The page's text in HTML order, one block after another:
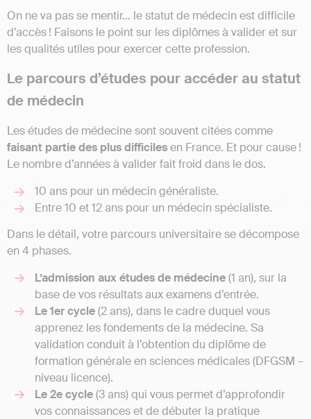
On ne va pas se mentir… le statut de médecin est difficile
d’accès ! Faisons le point sur les diplômes à valider et sur
les qualités utiles pour exercer cette profession.
Le parcours d’études pour accéder au statut
de médecin
Les études de médecine sont souvent citées comme
faisant partie des plus difficilesen France. Et pour cause !
Le nombre d’années à valider fait froid dans le dos.
10 ans pour un médecin généraliste.
Entre 10 et 12 ans pour un médecin spécialiste.
Dans le détail, votre parcours universitaire se décompose
en 4 phases.
L’admission aux études de médecine(1 an), sur la
base de vos résultats aux examens d’entrée.
Le 1ercycle(2 ans), dans le cadre duquel vous
apprenez les fondements de la médecine. Sa
validation conduit à l’obtention du diplôme de
formation générale en sciences médicales (DFGSM –
niveau licence).
Le 2ecycle(3 ans) qui vous permet d’approfondir
vos connaissances et de débuter la pratique